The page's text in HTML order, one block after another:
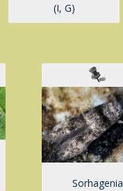
(I, G)
Sorhagenia